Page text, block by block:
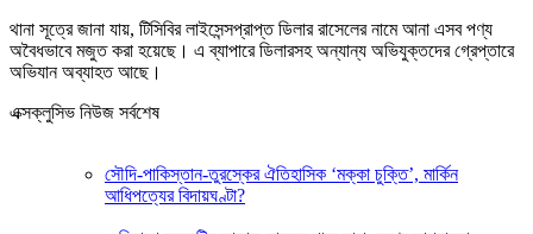
থানা সূত্রে জানা যায়, টিসিবির লাইসেন্সপ্রাপ্ত ডিলার রাসেলের নামে আনা এসব পণ্য
অবৈধভাবে মজুত করা হয়েছে। এ ব্যাপারে ডিলারসহ অন্যান্য অভিযুক্তদের গ্রেপ্তারে
অভিযান অব্যাহত আছে।
এক্সক্লুসিভ নিউজ সর্বশেষ
সৌদি-পাকিস্তান-তুরস্কের ঐতিহাসিক ‘মক্কা চুক্তি’, মার্কিন
আধিপত্যের বিদায়ঘণ্টা?